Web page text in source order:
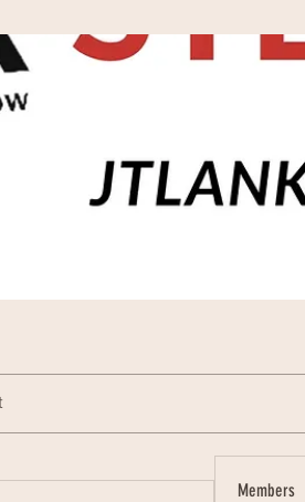
Members